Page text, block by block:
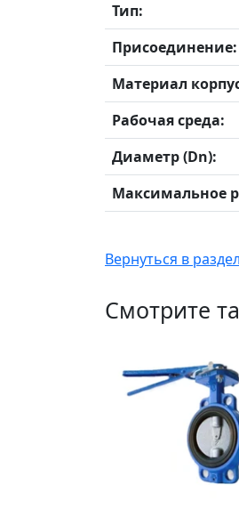
Тип:
Присоединение:
Материал
Рабочая среда:
Диаметр (Dn):
Максимальное
Вернуться в
Смотрите